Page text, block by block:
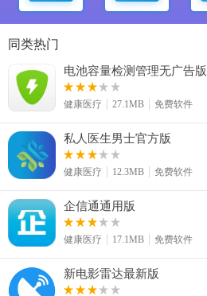
同类热门
电池容量检测管理无广告版
健康医疗 27.1MB 免费软件
私人医生男士官方版
健康医疗 12.3MB 免费软件
企信通通用版
健康医疗 17.1MB 免费软件
新电影雷达最新版